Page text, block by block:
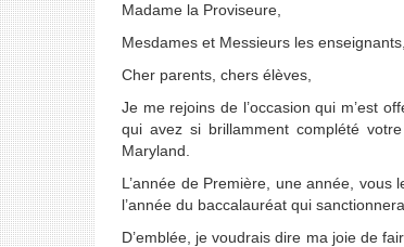
Madame la Proviseure,
Mesdames et Messieurs les enseignants,
Cher parents, chers élèves,
Je me rejoins de l’occasion qui m’est
qui avez si brillamment complété
Maryland.
L’année de Première, une année,
l’année du baccalauréat qui
D’emblée, je voudrais dire ma joie de